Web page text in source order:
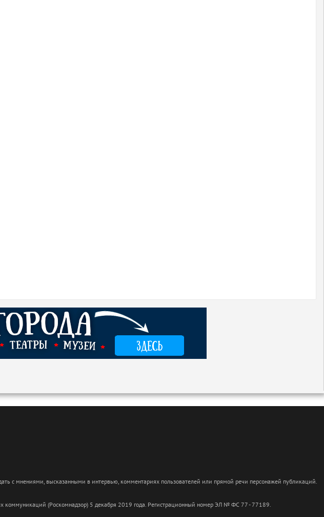
с мнениями, высказанными в интервью, комментариях пользователей или прямой речи персонажей публикаций.
коммуникаций (Роскомнадзор) 5 декабря 2019 года. Регистрационный номер ЭЛ № ФС 77 - 77189.